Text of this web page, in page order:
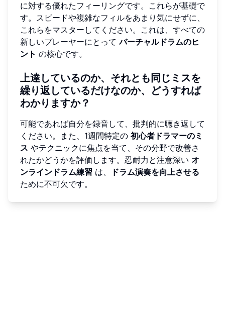
に対する優れたフィーリングです。これらが基礎で
す。スピードや複雑なフィルをあまり気にせずに、
これらをマスターしてください。これは、すべての
新しいプレーヤーにとってバーチャルドラムのヒ
ント の核心です。
上達しているのか、それとも同じミスを
繰り返しているだけなのか、どうすれば
わかりますか？
可能であれば自分を録音して、批判的に聴き返して
ください。また、1週間特定の 初心者ドラマーのミ
ス やテクニックに焦点を当て、その分野で改善さ
れたかどうかを評価します。忍耐力と注意深い オ
ンラインドラム練習 は、
ドラム演奏を向上させる
ために不可欠です。